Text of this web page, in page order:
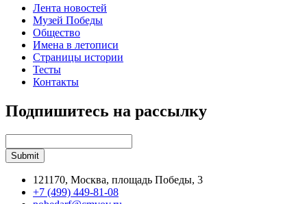
Лента новостей
Музей Победы
Общество
Имена в летописи
Страницы истории
Тесты
Контакты
Подпишитесь на рассылку
121170, Москва, площадь Победы, 3
+7 (499) 449-81-08